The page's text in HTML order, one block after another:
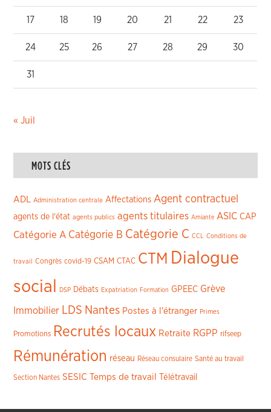
17 18 19 20 21 22 23
24 25 26 27 28 29 30
31
« Juil
MOTS CLÉS
ADL Administration centrale Affectations Agent contractuel
agents de l'état agents publics agents titulaires Amiante ASIC CAP
Catégorie A Catégorie B Catégorie C CCL Conditions de
travail Congrès covid-19 CSAM CTAC CTM Dialogue
social
DSP Débats Expatriation Formation GPEEC Grève
Immobilier LDS Nantes Postes à l'étranger Primes
Promotions Recrutés locaux Retraite RGPP rifseep
Rémunération réseau Réseau consulaire Santé au travail
Section Nantes SESIC Temps de travail Télétravail